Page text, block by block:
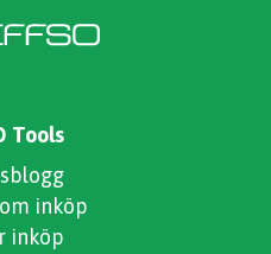
Tools
inköp
inköp